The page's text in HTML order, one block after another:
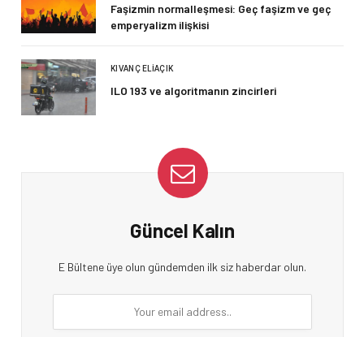
Faşizmin normalleşmesi: Geç faşizm ve geç
emperyalizm ilişkisi
KIVANÇ ELIAÇIK
ILO 193 ve algoritmanın zincirleri
Güncel Kalın
E Bültene üye olun gündemden ilk siz haberdar olun.